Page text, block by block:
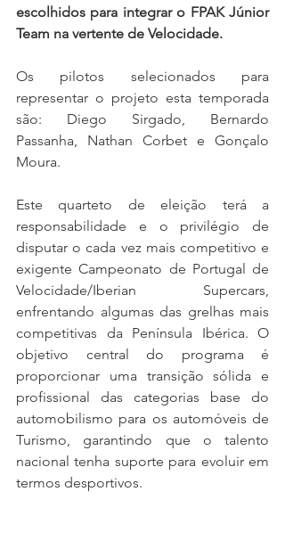
escolhidos para integrar o FPAK Júnior
Team na vertente de Velocidade.
Os pilotos selecionados para
representar o projeto esta temporada
são: Diego Sirgado, Bernardo
Passanha, Nathan Corbet e Gonçalo
Moura.
Este quarteto de eleição terá a
responsabilidade e o privilégio de
disputar o cada vez mais competitivo e
exigente Campeonato de Portugal de
Velocidade/Iberian Supercars,
enfrentando algumas das grelhas mais
competitivas da Península Ibérica. O
objetivo central do programa é
proporcionar uma transição sólida e
profissional das categorias base do
automobilismo para os automóveis de
Turismo, garantindo que o talento
nacional tenha suporte para evoluir em
termos desportivos.